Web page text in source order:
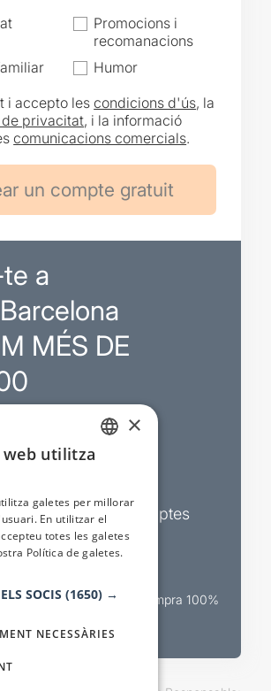
Promocions i
recomanacions
Humor
i accepto lescondicions d'ús, la
privacitat, i la informació
comunicacions comercials.
a
MÉS DE
d’actualitat i descomptes
oficial de venda teatral Compra 100%
×
utilitza
galetes per millorar
En utilitzar el
totes les galetes
Política de galetes.
SOCIS (1650) →
NECESSÀRIES